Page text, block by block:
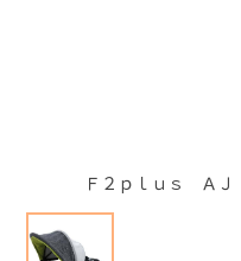
Ｆ２ｐｌｕｓ ＡＪ